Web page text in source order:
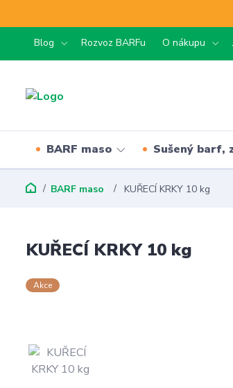
Blog Rozvoz BARFu O nákupu
BARF maso Sušený barf,
BARF maso KUŘECÍ KRKY 10 kg
KUŘECÍ KRKY 10 kg
Akce